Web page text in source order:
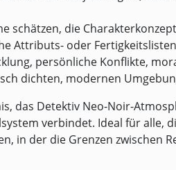
schätzen, die
Attributs- oder
persönliche Konflikte,
dichten, modernen
das Detektiv Neo-Noir-
verbindet. Ideal für alle,
in der die Grenzen zwischen